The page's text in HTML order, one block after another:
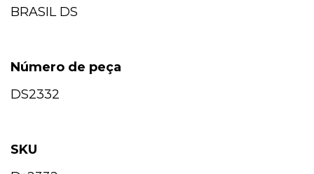
BRASIL DS
Número de peça
DS2332
SKU